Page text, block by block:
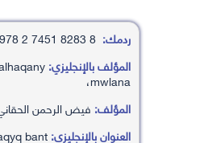
ردمك:
المؤلف بالإنجليزي:
،mwlana
المؤلف: فيض الرحمن
العنوان بالإنجليزي:bant